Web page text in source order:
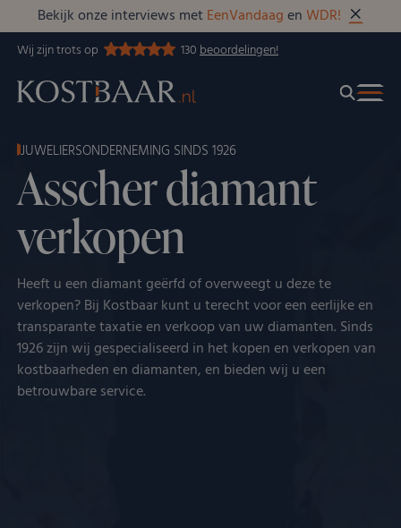
Bekijk onze interviews met EenVandaagenWDR!
Wij zijn trots op 130beoordelingen!
JUWELIERSONDERNEMING SINDS 1926
Asscher diamant
verkopen
Heeft u een diamant geërfd of overweegt u deze te
verkopen? Bij Kostbaar kunt u terecht voor een eerlijke en
transparante taxatie en verkoop van uw diamanten. Sinds
1926 zijn wij gespecialiseerd in het kopen en verkopen van
kostbaarheden en diamanten, en bieden wij u een
betrouwbare service.